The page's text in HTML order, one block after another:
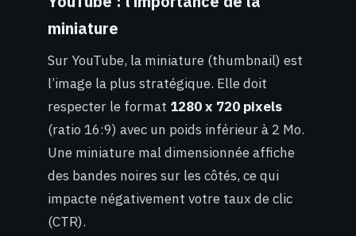
miniature
Sur YouTube, la miniature (thumbnail) est
l’image la plus stratégique. Elle doit
respecter le format 1280 x 720 pixels
(ratio 16:9) avec un poids inférieur à 2 Mo.
Une miniature mal dimensionnée affiche
des bandes noires sur les côtés, ce qui
impacte négativement votre taux de clic
(CTR).